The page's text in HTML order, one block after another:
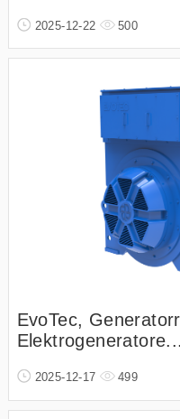
2025-12-22 500
EvoTec,
Elektrogeneratore...
2025-12-17 499